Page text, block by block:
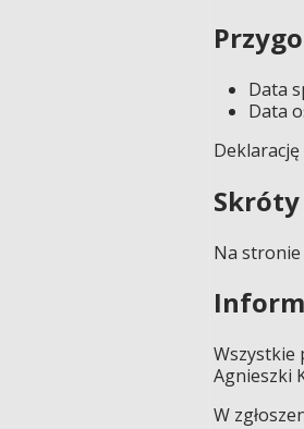
Data
Data
Na
Wszystkie
Agnieszki
W